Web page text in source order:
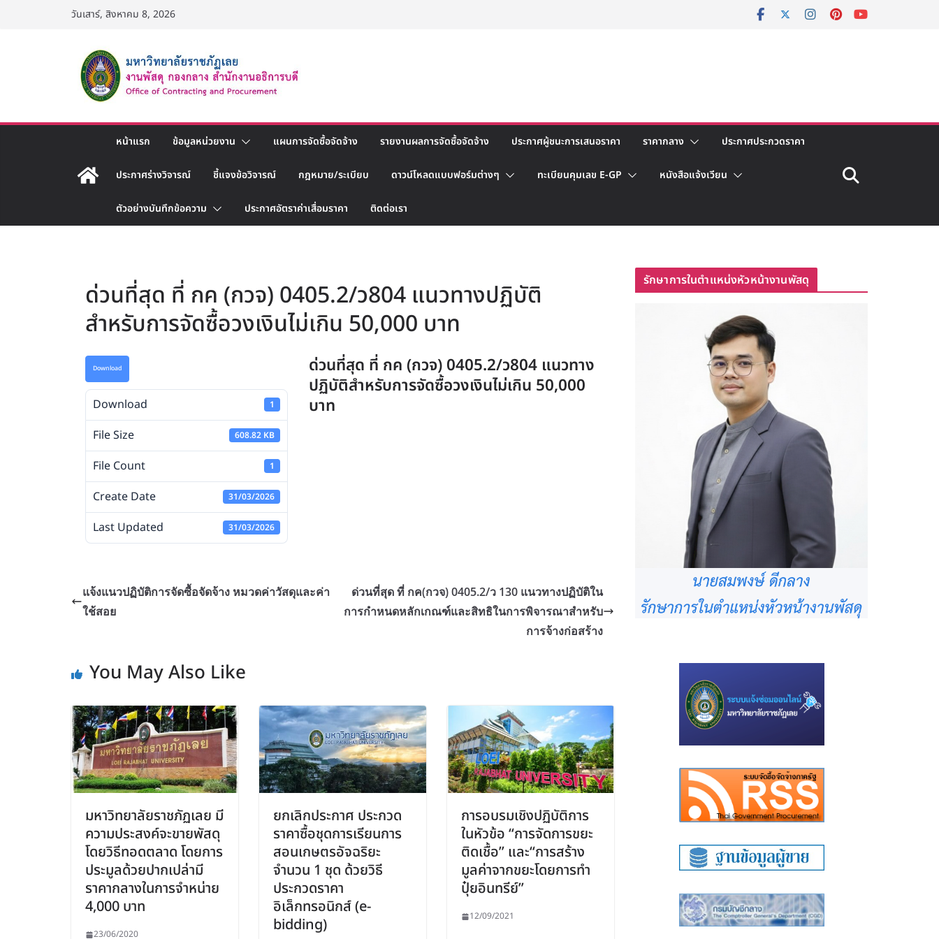
วันเสาร์, สิงหาคม 8, 2026
หน้าแรก ข้อมูลหน่วยงาน แผนการจัดซื้อจัดจ้าง รายงานผลการจัดซื้อจัดจ้าง ประกาศผู้ชนะการเสนอราคา ราคากลาง ประกาศประกวดราคา
ประกาศร่างวิจารณ์ ชี้แจงข้อวิจารณ์ กฎหมาย/ระเบียบ ดาวน์โหลดแบบฟอร์มต่างๆ ทะเบียนคุมเลข E-GP หนังสือแจ้งเวียน
ตัวอย่างบันทึกข้อความ ประกาศอัตราค่าเสื่อมราคา ติดต่อเรา
ด่วนที่สุด ที่ กค (กวจ) 0405.2/ว804 แนวทางปฏิบัติ
สำหรับการจัดซื้อวงเงินไม่เกิน 50,000 บาท
Download
Download 1
File Size 608.82 KB
File Count 1
Create Date 31/03/2026
Last Updated 31/03/2026
ด่วนที่สุด ที่ กค (กวจ) 0405.2/ว804 แนวทาง
ปฏิบัติสำหรับการจัดซื้อวงเงินไม่เกิน 50,000
บาท
แจ้งแนวปฏิบัติการจัดซื้อจัดจ้าง หมวดค่าวัสดุและค่า
ใช้สอย
ด่วนที่สุด ที่ กค(กวจ) 0405.2/ว 130 แนวทางปฏิบัติใน
การกำหนดหลักเกณฑ์และสิทธิในการพิจารณาสำหรับ
การจ้างก่อสร้าง
You May Also Like
มหาวิทยาลัยราชภัฏเลย มี
ความประสงค์จะขายพัสดุ
โดยวิธีทอดตลาด โดยการ
ประมูลด้วยปากเปล่ามี
ราคากลางในการจำหน่าย
4,000 บาท
23/06/2020
ยกเลิกประกาศ ประกวด
ราคาซื้อชุดการเรียนการ
สอนเกษตรอัจฉริยะ
จำนวน 1 ชุด ด้วยวิธี
ประกวดราคา
อิเล็กทรอนิกส์ (e-
bidding)
การอบรมเชิงปฏิบัติการ
ในหัวข้อ “การจัดการขยะ
ติดเชื้อ” และ“การสร้าง
มูลค่าจากขยะโดยการทำ
ปุ๋ยอินทรีย์”
12/09/2021
รักษาการในตำแหน่งหัวหน้างานพัสดุ